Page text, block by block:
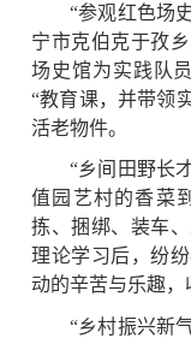
“参观红色场
宁市克伯克于孜
场史馆为实践队
“教育课，并带领
活老物件。
“乡间田野长
值园艺村的香菜
拣、捆绑、装车
理论学习后，纷
动的辛苦与乐趣，
“乡村振兴新